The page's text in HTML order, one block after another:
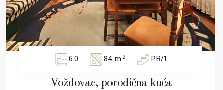
6.0 84 m2 PR/1
Voždovac, porodična kuća